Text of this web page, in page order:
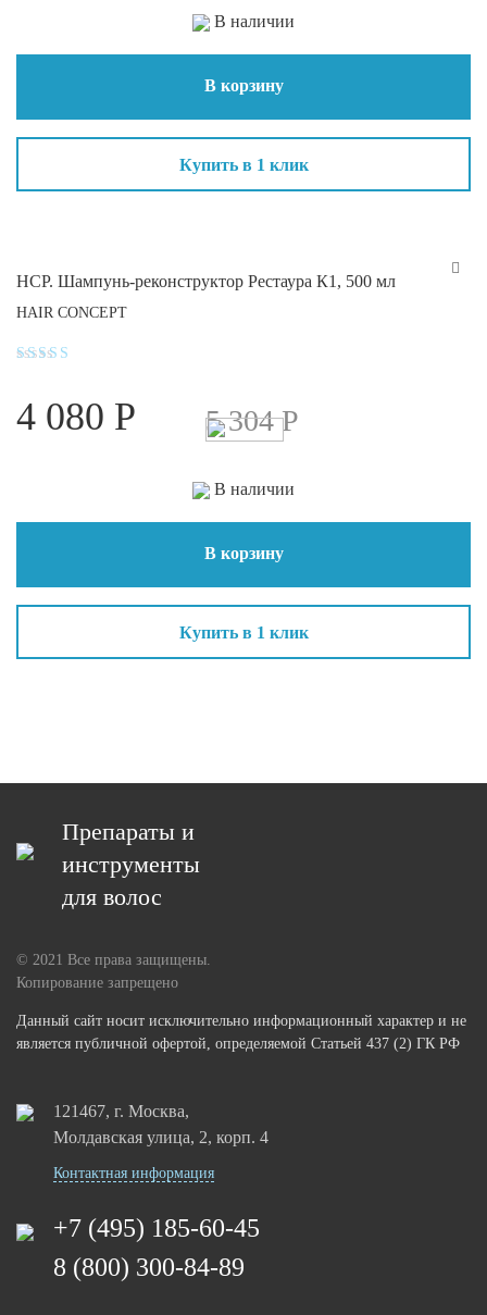
В наличии
В корзину
Купить в 1 клик
HCP. Шампунь-реконструктор Рестаура К1, 500 мл
HAIR CONCEPT
из 5
4 080 Р 5 304Р
В наличии
В корзину
Купить в 1 клик
Препараты и
инструменты
для волос
© 2021 Все права защищены.
Копирование запрещено
Данный сайт носит исключительно информационный характер и не
является публичной офертой, определяемой Статьей 437 (2) ГК РФ
121467, г. Москва,
Молдавская улица, 2, корп. 4
Контактная информация
+7 (495) 185-60-45
8 (800) 300-84-89